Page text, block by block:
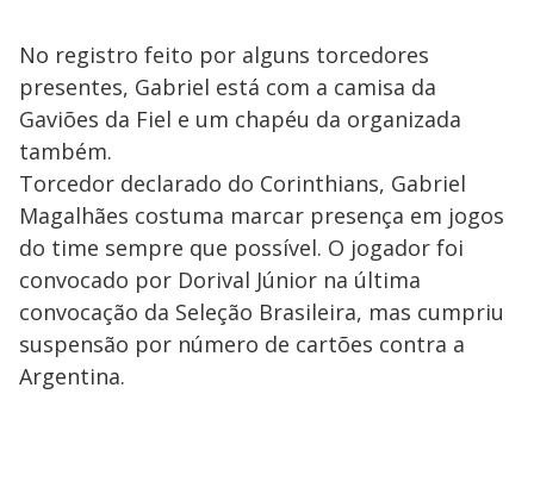
No registro feito por alguns torcedores
presentes, Gabriel está com a camisa da
Gaviões da Fiel e um chapéu da organizada
também.
Torcedor declarado do Corinthians, Gabriel
Magalhães costuma marcar presença em jogos
do time sempre que possível. O jogador foi
convocado por Dorival Júnior na última
convocação da Seleção Brasileira, mas cumpriu
suspensão por número de cartões contra a
Argentina.